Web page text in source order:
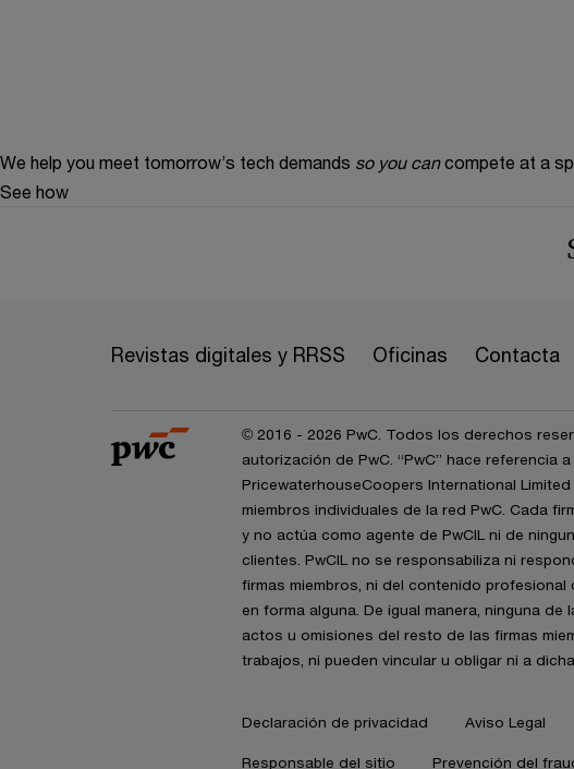
We help you meet tomorrow’s tech demands so you can compete at a
See how
Revistas digitales y RRSS Oficinas Contacta
© 2016 - 2026 PwC. Todos los derechos
autorización de PwC. “PwC” hace referencia
PricewaterhouseCoopers International
miembros individuales de la red PwC. Cada
y no actúa como agente de PwCIL ni de
clientes. PwCIL no se responsabiliza ni
firmas miembros, ni del contenido
en forma alguna. De igual manera, ninguna
actos u omisiones del resto de las firmas
trabajos, ni pueden vincular u obligar ni a
Declaración de privacidad Aviso Legal
Responsable del sitio Prevención del